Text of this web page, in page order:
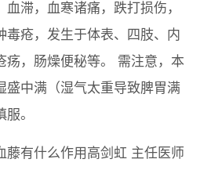
滞，血寒诸痛，跌打损伤，
毒疮，发生于体表、四肢、内
疡，肠燥便秘等。 需注意，本
盛中满（湿气太重导致脾胃满
。
藤有什么作用高剑虹 主任医师